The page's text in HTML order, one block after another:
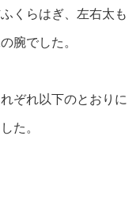
くらはぎ、左右太も
腕でした。
ぞれ以下のとおりに
た。